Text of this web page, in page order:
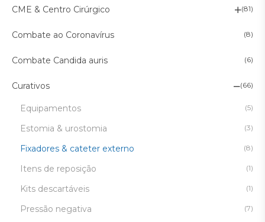
CME & Centro Cirúrgico (81)
Combate ao Coronavírus (8)
Combate Candida auris (6)
Curativos (66)
Equipamentos (5)
Estomia & urostomia (3)
Fixadores & cateter externo (8)
Itens de reposição (1)
Kits descartáveis (1)
Pressão negativa (7)